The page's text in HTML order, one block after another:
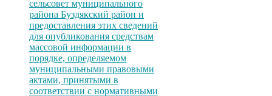
сельсовет муниципального
района Буздякский район и
предоставления этих сведений
для опубликования средствам
массовой информации в
порядке, определяемом
муниципальными правовыми
актами, принятыми в
соответствии с нормативными